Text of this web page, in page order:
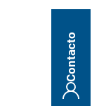
Contacto